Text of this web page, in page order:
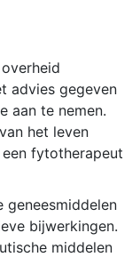
advies gegeven
aan te nemen.
het leven
fytotherapeut
geneesmiddelen
bijwerkingen.
middelen